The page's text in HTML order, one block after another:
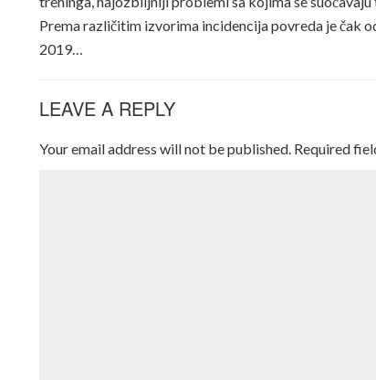
Prema različitim izvorima incidencija povreda je čak
2019…
LEAVE A REPLY
Your email address will not be published. Required